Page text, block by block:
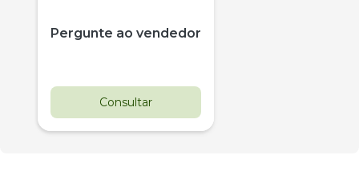
Pergunte ao vendedor
Consultar